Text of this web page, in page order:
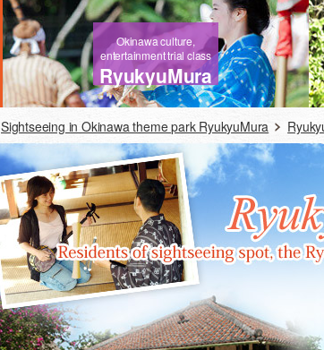
Okinawa culture,
entertainment trial class
RyukyuMura
Sightseeing in Okinawa theme park RyukyuMura